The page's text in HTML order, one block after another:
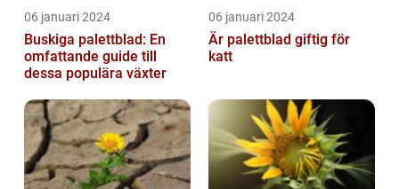
06 januari 2024
Buskiga palettblad: En
omfattande guide till
dessa populära växter
06 januari 2024
Är palettblad giftig för
katt